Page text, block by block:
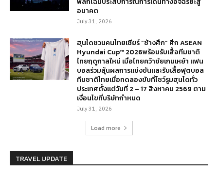
อนาคต
July 31, 2026
ฮุนไดชวนคนไทยเชียร์ “ช้างศึก” ศึก ASEAN
Hyundai Cup™ 2026พร้อมรับเสื้อทีมชาติ
ไทยฤดูกาลใหม่ เมื่อไทยคว้าชัยเกมเหย้า แฟน
บอลร่วมลุ้นผลการแข่งขันและรับเสื้อฟุตบอล
ทีมชาติไทยเมื่อทดลองขับที่โชว์รูมฮุนไดทั่ว
ประเทศตั้งแต่วันที่ 2 – 17 สิงหาคม 2569 ตาม
เงื่อนไขที่บริษัทกำหนด
July 31, 2026
Load more
TRAVEL UPDATE